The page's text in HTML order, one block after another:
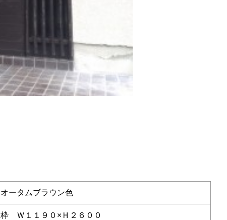
オータムブラウン色
枠 Ｗ１１９０×Ｈ２６００